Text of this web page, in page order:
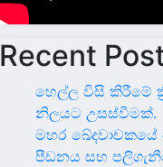
Recent
හෙල්ල විසි කිරීමේ
නිලයට උසස්වීමක්.
මහර ඛේදවාචකයේ
පීඩනය සහ